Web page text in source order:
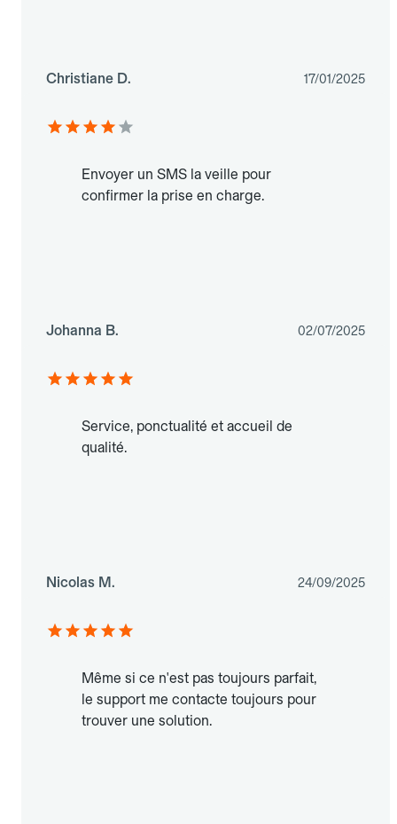
Christiane D. 17/01/2025
Envoyer un SMS la veille pour
confirmer la prise en charge.
Johanna B. 02/07/2025
Service, ponctualité et accueil de
qualité.
Nicolas M. 24/09/2025
Même si ce n'est pas toujours parfait,
le support me contacte toujours pour
trouver une solution.